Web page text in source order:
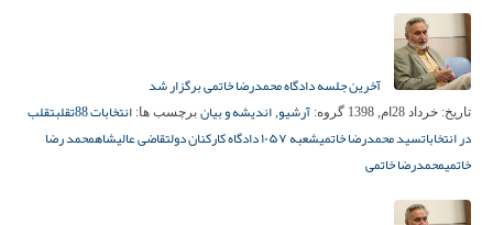
آخرین جلسه دادگاه محمدرضا خاتمی برگزار شد
تاریخ: خرداد 28ام, 1398 گروه: آرشیو, اندیشه و بیان برچسب ها: انتخابات 88 تقلبتقلب
در انتخاباتسید محمدرضا خاتمیشعبه ۱۰۵۷ دادگاه کارکنان دولت قاضی عالیشاهمحمد رضا
خاتمیمحمدرضا خاتمی